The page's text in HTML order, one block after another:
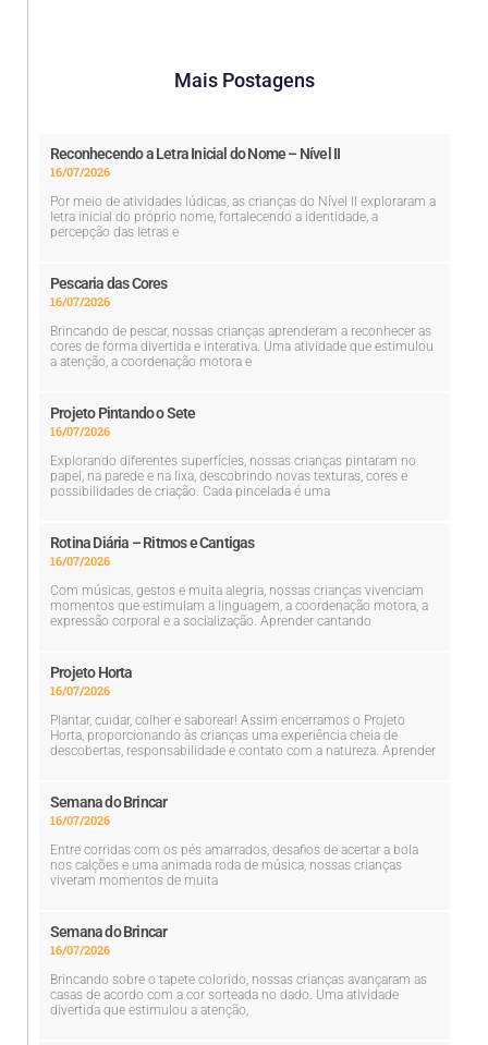
Mais Postagens
Reconhecendo a Letra Inicial do Nome – Nível II
16/07/2026
Por meio de atividades lúdicas, as crianças do Nível II exploraram a
letra inicial do próprio nome, fortalecendo a identidade, a
percepção das letras e
Pescaria das Cores
16/07/2026
Brincando de pescar, nossas crianças aprenderam a reconhecer as
cores de forma divertida e interativa. Uma atividade que estimulou
a atenção, a coordenação motora e
Projeto Pintando o Sete
16/07/2026
Explorando diferentes superfícies, nossas crianças pintaram no
papel, na parede e na lixa, descobrindo novas texturas, cores e
possibilidades de criação. Cada pincelada é uma
Rotina Diária – Ritmos e Cantigas
16/07/2026
Com músicas, gestos e muita alegria, nossas crianças vivenciam
momentos que estimulam a linguagem, a coordenação motora, a
expressão corporal e a socialização. Aprender cantando
Projeto Horta
16/07/2026
Plantar, cuidar, colher e saborear! Assim encerramos o Projeto
Horta, proporcionando às crianças uma experiência cheia de
descobertas, responsabilidade e contato com a natureza. Aprender
Semana do Brincar
16/07/2026
Entre corridas com os pés amarrados, desafios de acertar a bola
nos calções e uma animada roda de música, nossas crianças
viveram momentos de muita
Semana do Brincar
16/07/2026
Brincando sobre o tapete colorido, nossas crianças avançaram as
casas de acordo com a cor sorteada no dado. Uma atividade
divertida que estimulou a atenção,